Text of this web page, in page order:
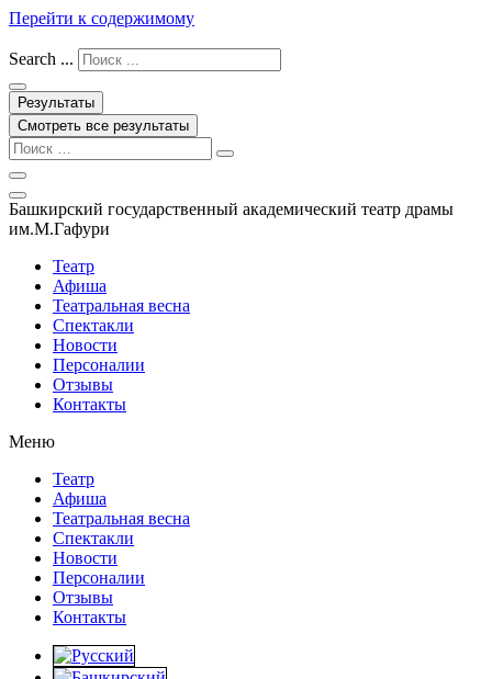
Перейти к содержимому
Search ...
Результаты
Смотреть все результаты
Башкирский государственный академический театр драмы
им.М.Гафури
Театр
Афиша
Театральная весна
Спектакли
Новости
Персоналии
Отзывы
Контакты
Меню
Театр
Афиша
Театральная весна
Спектакли
Новости
Персоналии
Отзывы
Контакты